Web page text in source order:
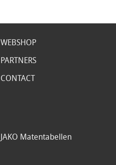
WEBSHOP
PARTNERS
CONTACT
JAKO Matentabellen